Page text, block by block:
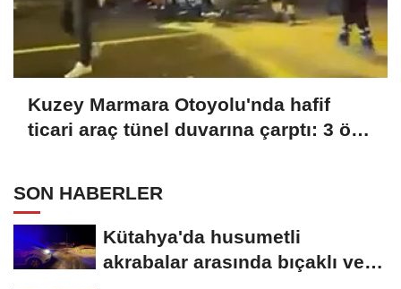
Kuzey Marmara Otoyolu'nda hafif
ticari araç tünel duvarına çarptı: 3 ölü,
SON HABERLER
Kütahya'da husumetli
akrabalar arasında bıçaklı ve